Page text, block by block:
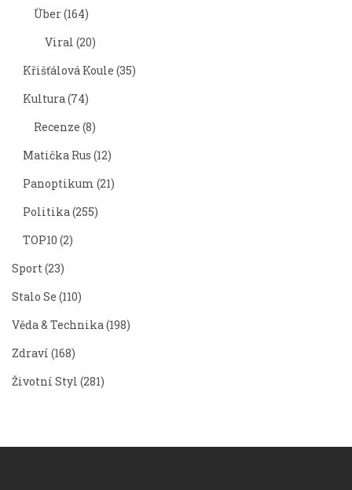
Über(164)
Viral (20)
Křišťálová Koule (35)
Kultura (74)
Recenze (8)
Matička Rus (12)
Panoptikum (21)
Politika (255)
TOP10 (2)
Sport (23)
Stalo Se (110)
Věda & Technika (198)
Zdraví (168)
Životní Styl (281)